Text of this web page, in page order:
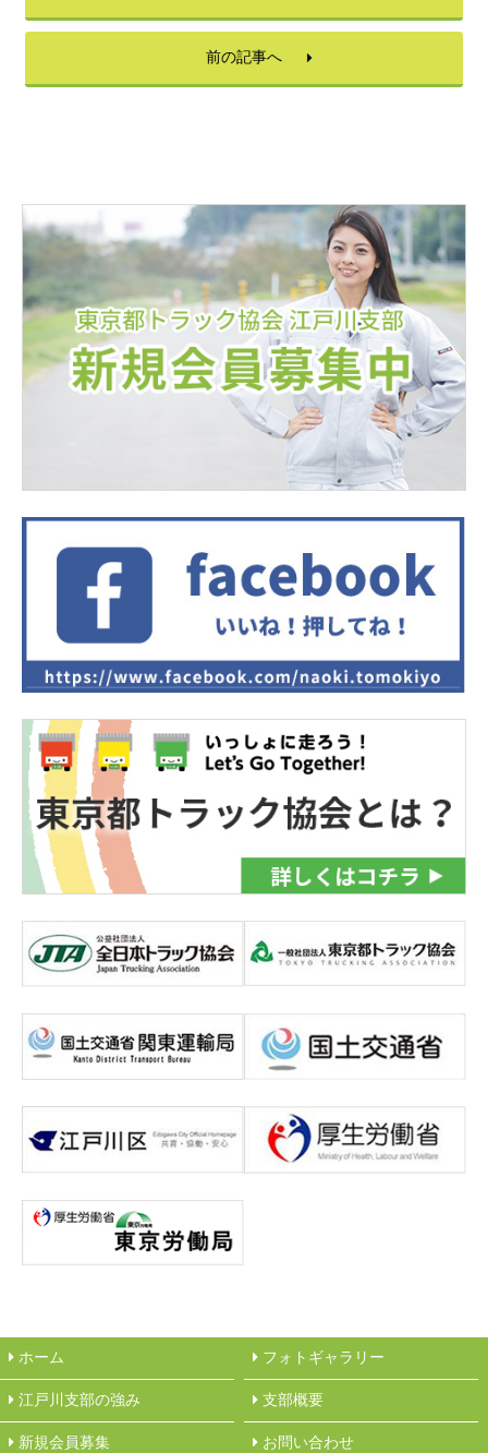
前の記事へ
ホーム
江戸川支部の強み
新規会員募集
フォトギャラリー
︎支部概要
︎お問い合わせ